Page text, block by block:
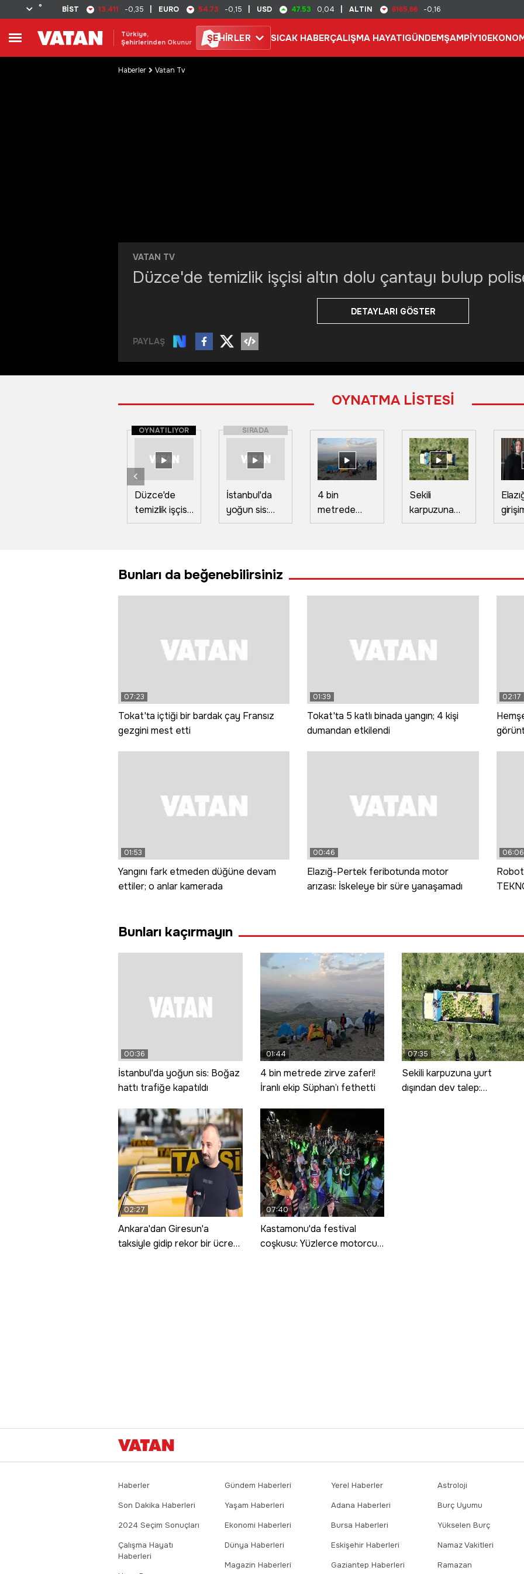
° BİST 13.411 -0,35 EURO 54.73 -0,15 USD 47.53 0,04 ALTIN 6165,66 -0,16
Türkiye,
Şehirlerinden Okunur
ŞEHİRLER SICAK HABERÇALIŞMA HAYATIGÜNDEMŞAMPİY10
Haberler Vatan Tv
VATAN TV
Düzce'de temizlik işçisi altın dolu çantayı bulup
DETAYLARI GÖSTER
PAYLAŞ
OYNATMA LİSTESİ
OYNATILIYOR
Düzce'de
temizlik işçisi
altın dolu
etti
SIRADA
İstanbul'da
yoğun sis:
Boğaz hattı
4 bin
metrede
zirve zaferi!
Sekili
karpuzuna
yurt dışından
karpuzun
ekimi artırıldı
Bunları da beğenebilirsiniz
07:23
Tokat'ta içtiği bir bardak çay Fransız
gezgini mest etti
01:39
Tokat'ta 5 katlı binada yangın; 4 kişi
dumandan etkilendi
02:17
01:53
Yangını fark etmeden düğüne devam
ettiler; o anlar kamerada
00:46
Elazığ-Pertek feribotunda motor
arızası: İskeleye bir süre yanaşamadı
06:06
Bunları kaçırmayın
00:36
İstanbul'da yoğun sis: Boğaz
hattı trafiğe kapatıldı
01:44
4 bin metrede zirve zaferi!
İranlı ekip Süphan’ı fethetti
07:35
Sekili karpuzuna yurt
dışından dev talep:
02:27
Ankara'dan Giresun'a
taksiyle gidip rekor bir ücret
07:40
Kastamonu'da festival
coşkusu: Yüzlerce motorcu
Haberler
Son Dakika Haberleri
2024 Seçim Sonuçları
Çalışma Hayatı
Haberleri
Gündem Haberleri
Yaşam Haberleri
Ekonomi Haberleri
Dünya Haberleri
Magazin Haberleri
Yerel Haberler
Adana Haberleri
Bursa Haberleri
Eskişehir Haberleri
Gaziantep Haberleri
Astroloji
Burç Uyumu
Yükselen Burç
Namaz Vakitleri
Ramazan